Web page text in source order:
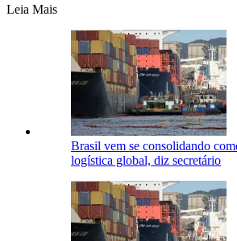
Leia Mais
Brasil vem se consolidando
logística global, diz secretário